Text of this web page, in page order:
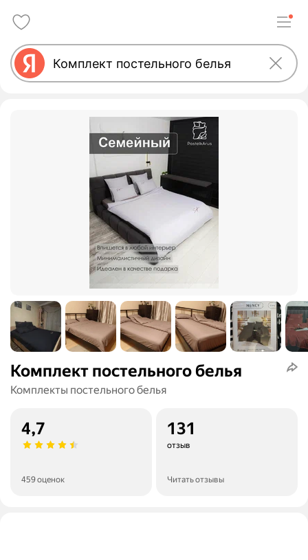
Комплект постельного белья
Комплекты постельного белья
4,7
459 оценок
131
отзыв
Читать отзывы